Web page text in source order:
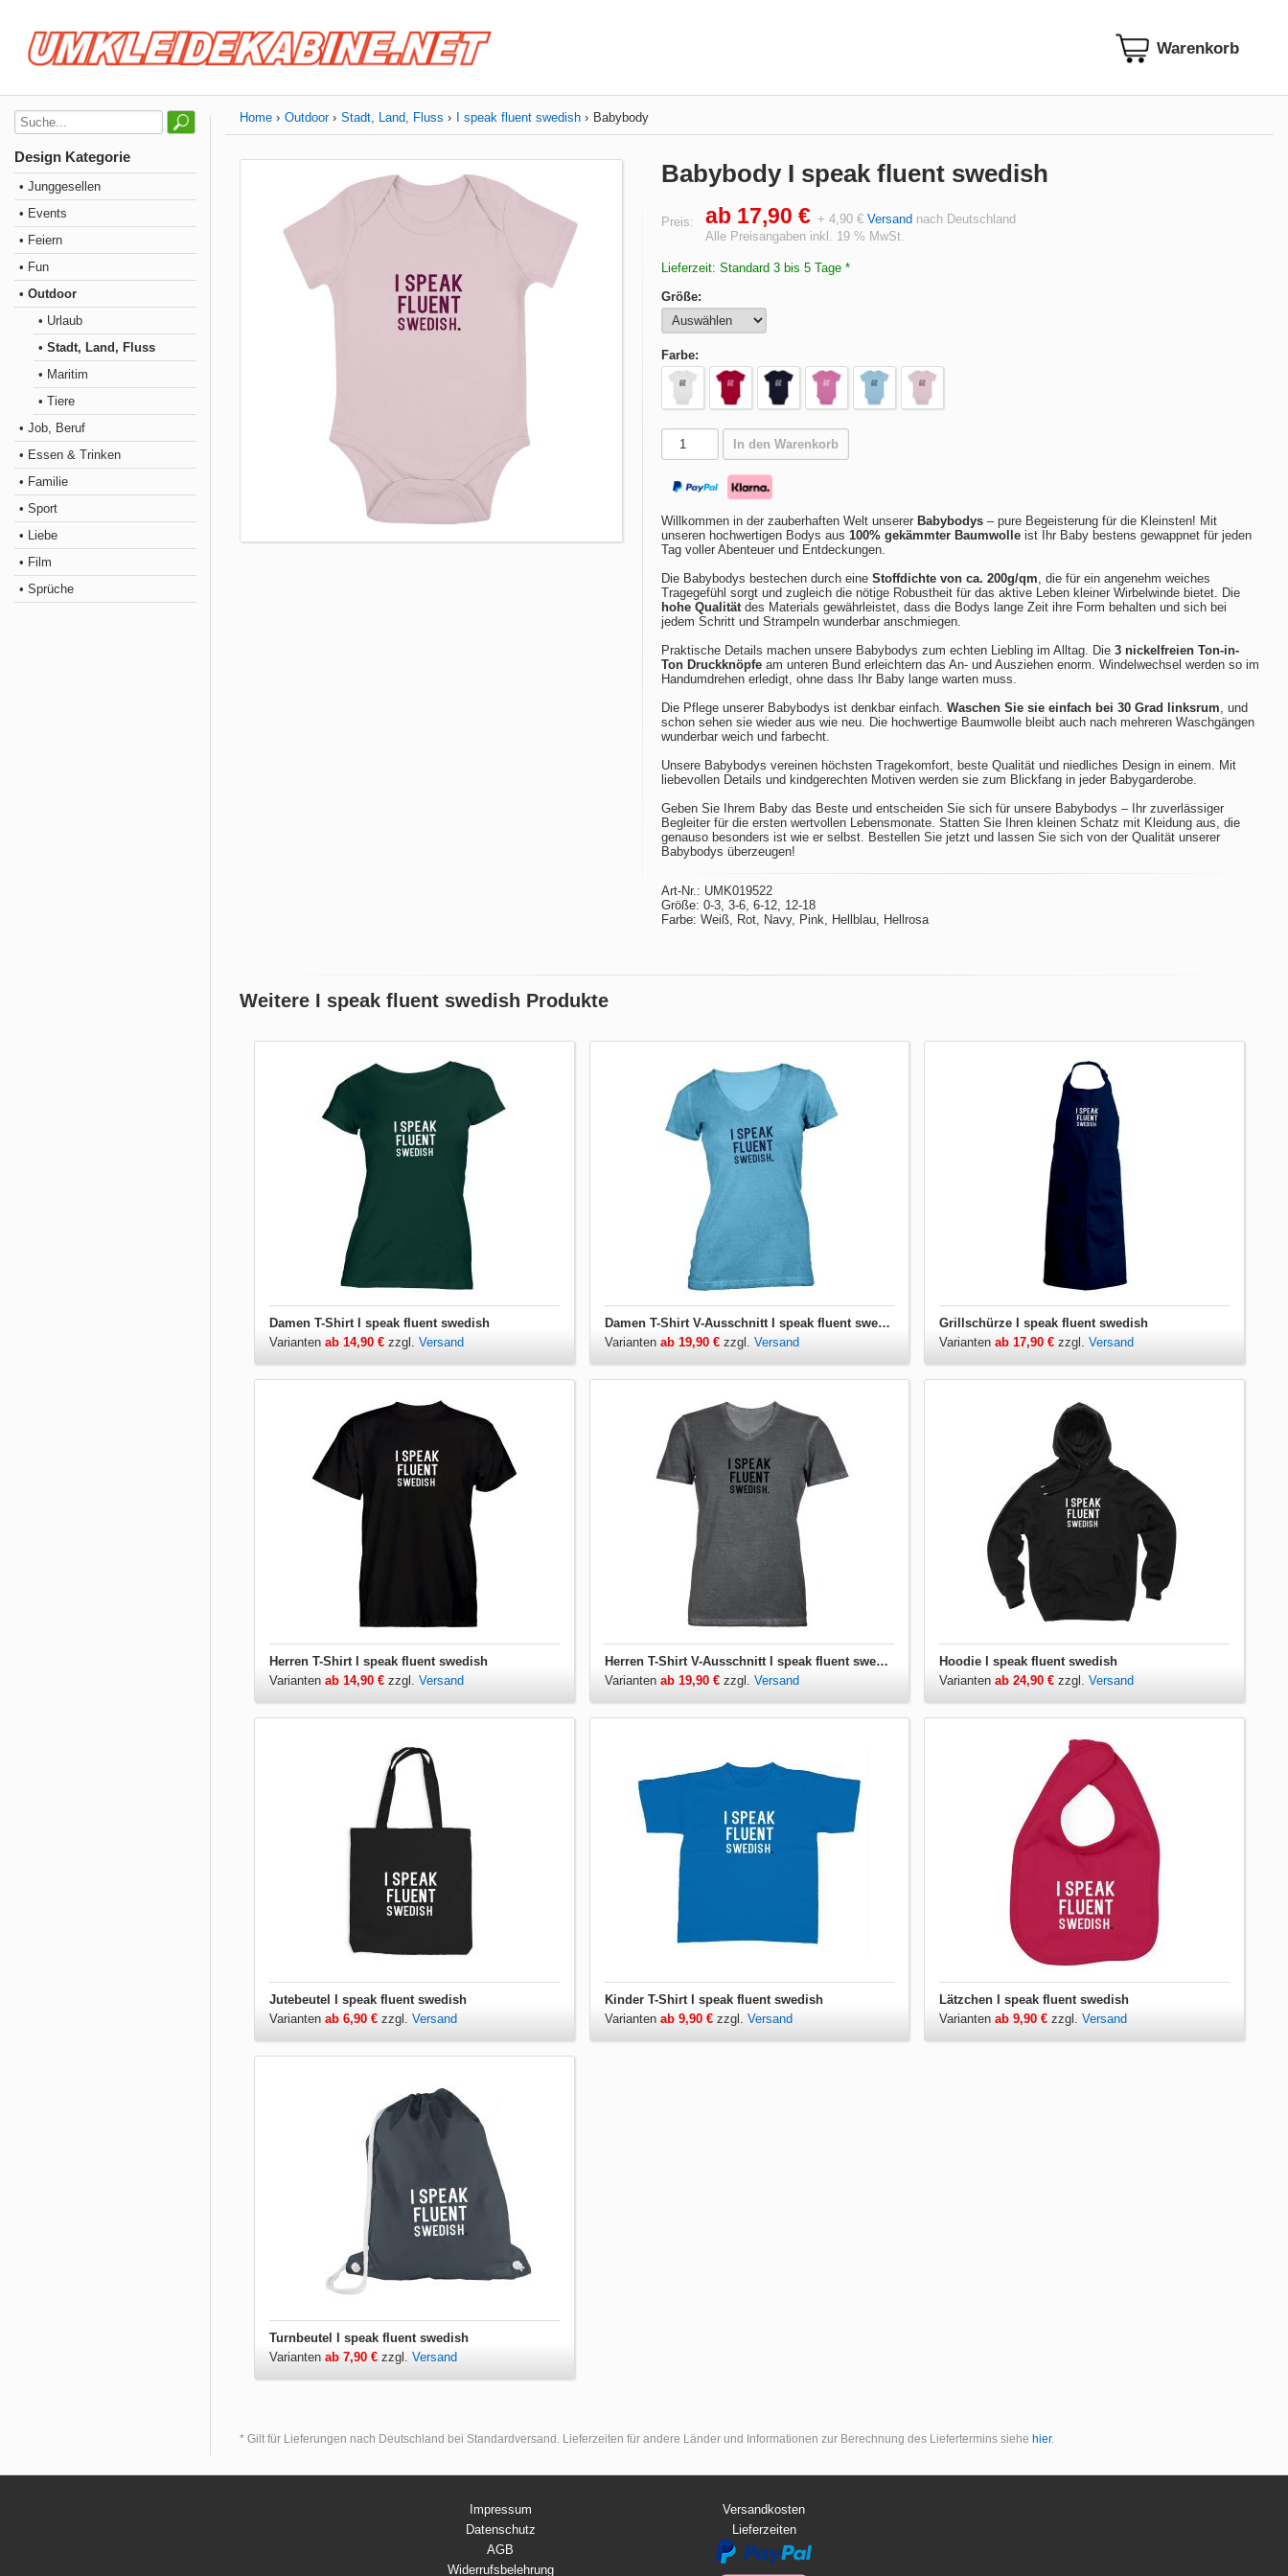
Design Kategorie
• Junggesellen
• Events
• Feiern
• Fun
• Outdoor
• Urlaub
• Stadt, Land, Fluss
• Maritim
• Tiere
• Job, Beruf
• Essen & Trinken
• Familie
• Sport
• Liebe
• Film
• Sprüche
Home Outdoor Stadt, Land, Fluss I speak fluent swedish Babybody
Babybody I speak fluent swedish
Preis: ab 17,90 € + 4,90 € Versand nach Deutschland
Alle Preisangaben inkl. 19 % MwSt.
Lieferzeit: Standard 3 bis 5 Tage *
Größe:
Farbe:
In den Warenkorb
Willkommen in der zauberhaften Welt unserer Babybodys – pure Begeisterung für die Kleinsten! Mit
unseren hochwertigen Bodys aus 100% gekämmter Baumwolle ist Ihr Baby bestens gewappnet für jeden
Tag voller Abenteuer und Entdeckungen.
Die Babybodys bestechen durch eine Stoffdichte von ca. 200g/qm , die für ein angenehm weiches
Tragegefühl sorgt und zugleich die nötige Robustheit für das aktive Leben kleiner Wirbelwinde bietet. Die
hohe Qualität des Materials gewährleistet, dass die Bodys lange Zeit ihre Form behalten und sich bei
jedem Schritt und Strampeln wunderbar anschmiegen.
Praktische Details machen unsere Babybodys zum echten Liebling im Alltag. Die 3 nickelfreien Ton-in-
Ton Druckknöpfe am unteren Bund erleichtern das An- und Ausziehen enorm. Windelwechsel werden so im
Handumdrehen erledigt, ohne dass Ihr Baby lange warten muss.
Die Pflege unserer Babybodys ist denkbar einfach. Waschen Sie sie einfach bei 30 Grad linksrum , und
schon sehen sie wieder aus wie neu. Die hochwertige Baumwolle bleibt auch nach mehreren Waschgängen
wunderbar weich und farbecht.
Unsere Babybodys vereinen höchsten Tragekomfort, beste Qualität und niedliches Design in einem. Mit
liebevollen Details und kindgerechten Motiven werden sie zum Blickfang in jeder Babygarderobe.
Geben Sie Ihrem Baby das Beste und entscheiden Sie sich für unsere Babybodys – Ihr zuverlässiger
Begleiter für die ersten wertvollen Lebensmonate. Statten Sie Ihren kleinen Schatz mit Kleidung aus, die
genauso besonders ist wie er selbst. Bestellen Sie jetzt und lassen Sie sich von der Qualität unserer
Babybodys überzeugen!
Art-Nr.: UMK019522
Größe: 0-3, 3-6, 6-12, 12-18
Farbe: Weiß, Rot, Navy, Pink, Hellblau, Hellrosa
Weitere I speak fluent swedish Produkte
Damen T-Shirt I speak fluent swedish
Varianten ab 14,90 € zzgl. Versand
Damen T-Shirt V-Ausschnitt I speak fluent swedish
Varianten ab 19,90 €zzgl. Versand
Grillschürze I speak fluent swedish
Variantenab 17,90 € zzgl.Versand
Herren T-Shirt I speak fluent swedish
Varianten ab 14,90 € zzgl. Versand
Herren T-Shirt V-Ausschnitt I speak fluent swedish
Varianten ab 19,90 €zzgl. Versand
Hoodie I speak fluent swedish
Variantenab 24,90 € zzgl.Versand
Jutebeutel I speak fluent swedish
Varianten ab 6,90 € zzgl. Versand
Kinder T-Shirt I speak fluent swedish
Varianten ab 9,90 €zzgl. Versand
Lätzchen I speak fluent swedish
Variantenab 9,90 € zzgl.Versand
Turnbeutel I speak fluent swedish
Varianten ab 7,90 € zzgl. Versand
* Gilt für Lieferungen nach Deutschland bei Standardversand. Lieferzeiten für andere Länder und Informationen zur Berechnung des Liefertermins siehe hier.
Impressum
Datenschutz
AGB
Widerrufsbelehrung
Versandkosten
Lieferzeiten